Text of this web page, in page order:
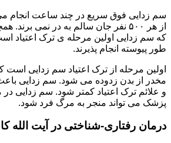
از هر ۵۰۰ نفر جان سالم به در نمی
که سم زدایی اولین مرحله ی ترک اعتیاد
طور پیوسته انجام پذیرند.
اولین مرحله از ترک اعتیاد سم زدایی
مخدر از بدن زدوده می شود. سم زدایی
و علائم ترک اعتیاد کمتر شود. سم زدایی
پزشک می تواند منجر به مرگ فرد شود.
درمان رفتاری-شناختی در آیت الله